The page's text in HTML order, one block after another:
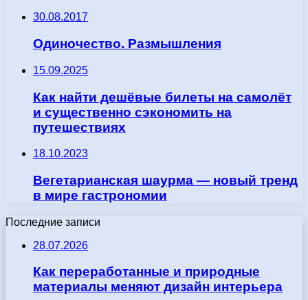
30.08.2017
Одиночество. Размышления
15.09.2025
Как найти дешёвые билеты на самолёт
и существенно сэкономить на
путешествиях
18.10.2023
Вегетарианская шаурма — новый тренд
в мире гастрономии
Последние записи
28.07.2026
Как переработанные и природные
материалы меняют дизайн интерьера